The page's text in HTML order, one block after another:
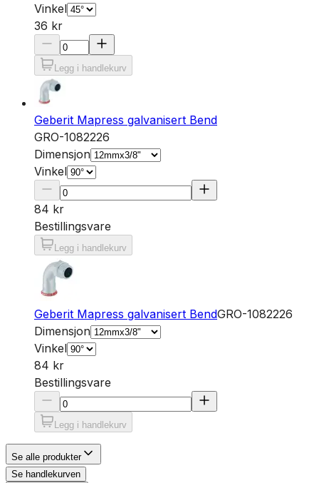
Vinkel
36 kr
Legg i handlekurv
Geberit Mapress galvanisert Bend
GRO-1082226
Dimensjon
Vinkel
84 kr
Bestillingsvare
Legg i handlekurv
Geberit Mapress galvanisert BendGRO-1082226
Dimensjon
Vinkel
84 kr
Bestillingsvare
Legg i handlekurv
Se alle produkter
Se handlekurven